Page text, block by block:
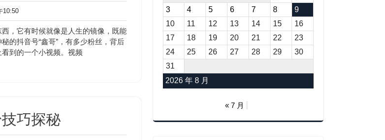
10:50上
午
10:50
，它有时候就像是人生的镜像，既能
的抖音号“鑫哥”，有多少粉丝，背后
到的一个小视频。视频
巧探秘
2026 年 8 月
3
4 5 6 7 8
9
10
11 12 13 14 15
16
17
18 19 20 21 22
23
24
25 26 27 28 29
30
31
« 7 月